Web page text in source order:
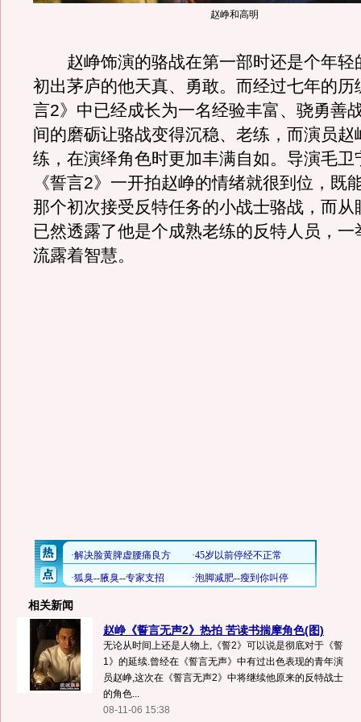
赵峥和高明
赵峥饰演的骆战在第一部时还是个年轻
初出茅庐的他天真、勇敢。而经过七年的历
言2》中已经成长为一名经验丰富、骁勇善
间的磨砺让骆战变得沉稳、老练，而演员赵
练，在演绎角色时更加丰满自如。导演毛卫
《誓言2》一开拍赵峥的情绪就很到位，既
那个初次接受反特任务的小战士骆战，而从
已然透露了他是个成熟老练的反特人员，一
流露着智慧。
相关新闻
赵峥《誓言无声2》热拍 苦读书揣摩角色(图)
无论从时间上还是人物上,《誓2》可以说是彻底对于《誓
1》的延续.曾经在《誓言无声》中有过出色表现的青年演
员赵峥,这次在《誓言无声2》中将继续他原来的反特战士
的角色...
08-11-06 15:38